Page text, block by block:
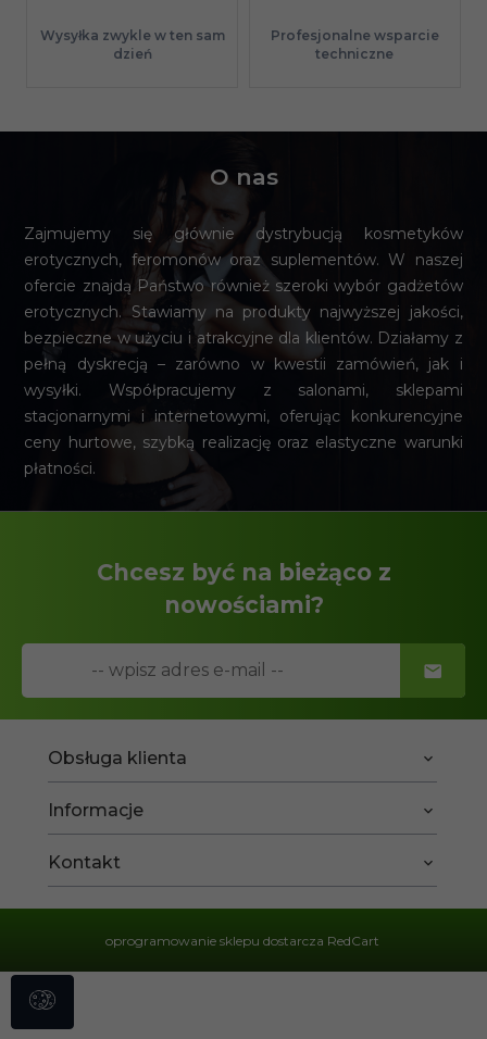
Wysyłka zwykle w ten sam
dzień
Profesjonalne wsparcie
techniczne
O nas
Zajmujemy się głównie dystrybucją kosmetyków
erotycznych, feromonów oraz suplementów. W naszej
ofercie znajdą Państwo również szeroki wybór gadżetów
erotycznych. Stawiamy na produkty najwyższej jakości,
bezpieczne w użyciu i atrakcyjne dla klientów. Działamy z
pełną dyskrecją – zarówno w kwestii zamówień, jak i
wysyłki. Współpracujemy z salonami, sklepami
stacjonarnymi i internetowymi, oferując konkurencyjne
ceny hurtowe, szybką realizację oraz elastyczne warunki
płatności.
Chcesz być na bieżąco z
nowościami?
Obsługa klienta
Informacje
Kontakt
oprogramowanie sklepu dostarcza RedCart